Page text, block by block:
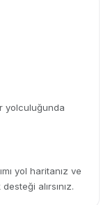
yolculuğunda
yol haritanız ve
alırsınız.